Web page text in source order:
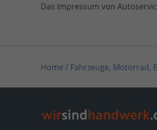
Das Impressum von
Home / Fahrzeuge, Motorrad,
Home/Baden-Württemberg/